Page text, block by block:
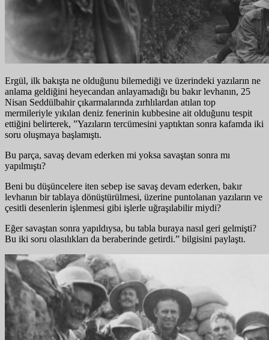
Ergül, ilk bakışta ne olduğunu bilemediği ve üzerindeki yazıların ne
anlama geldiğini heyecandan anlayamadığı bu bakır levhanın, 25
Nisan Seddülbahir çıkarmalarında zırhlılardan atılan top
mermileriyle yıkılan deniz fenerinin kubbesine ait olduğunu tespit
ettiğini belirterek, ”Yazıların tercümesini yaptıktan sonra kafamda iki
soru oluşmaya başlamıştı.
Bu parça, savaş devam ederken mi yoksa savaştan sonra mı
yapılmıştı?
Beni bu düşüncelere iten sebep ise savaş devam ederken, bakır
levhanın bir tablaya dönüştürülmesi, üzerine puntolanan yazıların ve
çesitli desenlerin işlenmesi gibi işlerle uğraşılabilir miydi?
Eğer savaştan sonra yapıldıysa, bu tabla buraya nasıl geri gelmişti?
Bu iki soru olasılıkları da beraberinde getirdi.” bilgisini paylaştı.